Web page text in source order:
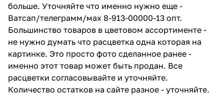
больше. Уточняйте что именно нужно еще -
Ватсап/телеграмм/мах 8-913-00000-13 опт.
Большинство товаров в цветовом ассортименте -
не нужно думать что расцветка одна которая на
картинке. Это просто фото сделанное ранее -
именно этот товар может быть продан. Все
расцветки согласовывайте и уточняйте.
Количество остатков на сайте разное - уточняйте.